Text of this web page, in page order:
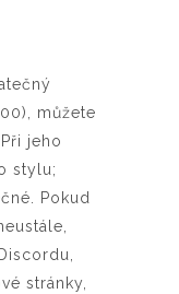
můžete
jeho
stylu;
Pokud
stránky,